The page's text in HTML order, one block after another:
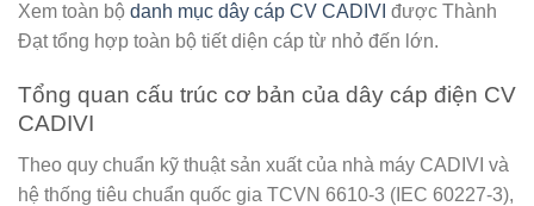
Xem toàn bộ danh mục dây cáp CV CADIVI được Thành
Đạttổng hợp toàn bộ tiết diện cáp từ nhỏ đến lớn.
Tổng quan cấu trúc cơ bản của dây cáp điện CV
CADIVI
Theo quy chuẩn kỹ thuật sản xuất của nhà máy CADIVI và
hệ thống tiêu chuẩn quốc gia TCVN 6610-3 (IEC 60227-3),